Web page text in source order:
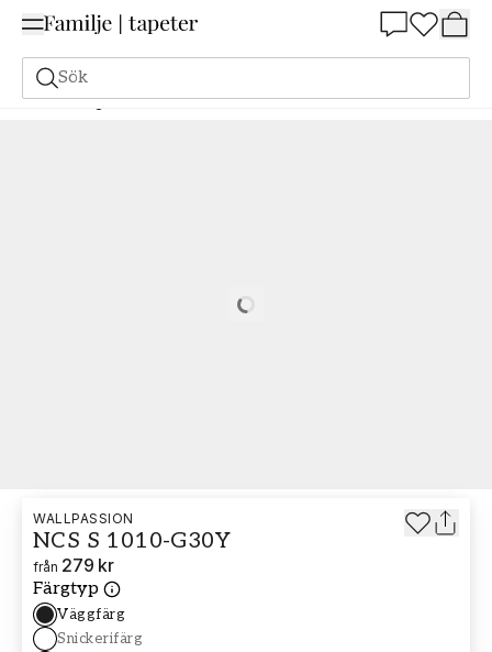
Sök
Målarfärg Beställ utifrån NCS Beställ utifrån NCS 1010-G30Y
Loading…
WALLPASSION
NCS S 1010-G30Y
från 279 kr
Färgtyp
Väggfärg
Snickerifärg